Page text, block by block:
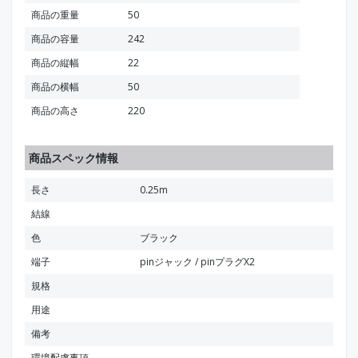
商品の重量
50
商品の容量
242
商品の縦幅
22
商品の横幅
50
商品の高さ
220
商品スペック情報
長さ
0.25m
結線
色
ブラック
端子
pinジャック / pinプラグX2
規格
用途
備考